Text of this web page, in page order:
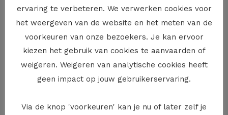
en de kinderen meer bij jou te laten zijn.
Alimentatie ‘inhouden’?
Het is niet omdat je je kinderen niet meer te zien krijgt,
dat je je betalingsverplichting kan opschorten. Je moet
buitengewone kosten blijven betalen. Je kan al
ervaring te verbeteren. We verwerken cookies voor
het weergeven van de website en het meten van de
voorkeuren van onze bezoekers. Je kan ervoor
kiezen het gebruik van cookies te aanvaarden of
weigeren. Weigeren van analytische cookies heeft
geen impact op jouw gebruikerservaring.
Via de knop 'voorkeuren' kan je nu of later zelf je